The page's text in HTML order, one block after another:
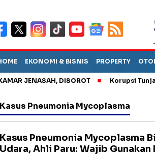
EKONOMI & BISNIS PROPERTY
JENASAH, DISOROT Korupsi Tunjangan
Kasus Pneumonia Mycoplasma
Kasus Pneumonia Mycoplasma
Udara, Ahli Paru: Wajib Gunakan